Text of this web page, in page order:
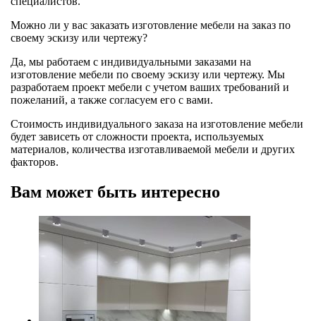
Можно ли у вас заказать изготовление мебели на заказ по
своему эскизу или чертежу?
Да, мы работаем с индивидуальными заказами на
изготовление мебели по своему эскизу или чертежу. Мы
разработаем проект мебели с учетом ваших требований и
пожеланий, а также согласуем его с вами.
Стоимость индивидуального заказа на изготовление мебели
будет зависеть от сложности проекта, используемых
материалов, количества изготавливаемой мебели и других
факторов.
Вам может быть интересно